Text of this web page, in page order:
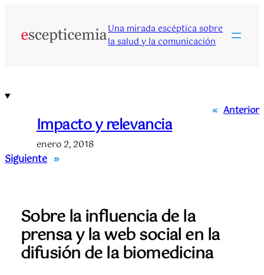
contenido
Una mirada escéptica sobre
la salud y la comunicación
« Anterior
Impacto y relevancia
enero 2, 2018
Siguiente »
Sobre la influencia de la
prensa y la web social en la
difusión de la biomedicina